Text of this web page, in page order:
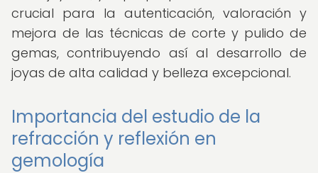
crucial para la autenticación, valoración y
mejora de las técnicas de corte y pulido de
gemas, contribuyendo así al desarrollo de
joyas de alta calidad y belleza excepcional.
Importancia del estudio de la
refracción y reflexión en
gemología